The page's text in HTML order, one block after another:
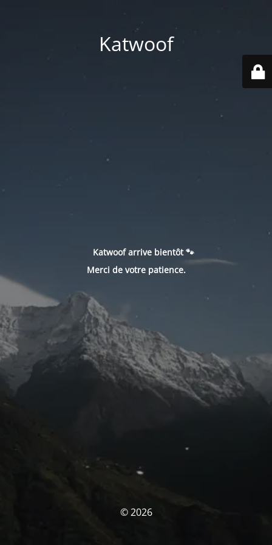
Katwoof
Katwoof arrive bientôt 🐾
Merci de votre patience.
© 2026